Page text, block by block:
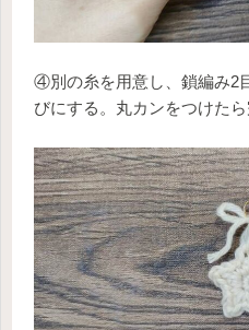
④別の糸を用意し、鎖編み2
びにする。丸カンをつけたら